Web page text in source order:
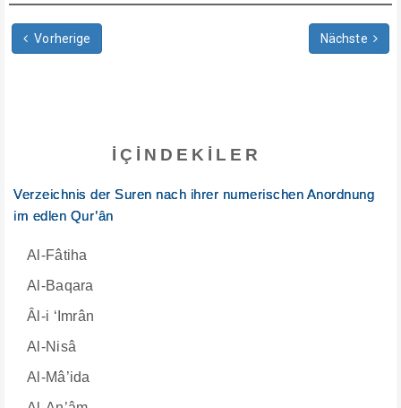
Vorherige Nächste
İÇINDEKILER
Verzeichnis der Suren nach ihrer numerischen Anordnung
im edlen Qur’ân
Al-Fâtiha
Al-Baqara
Âl-i ‘Imrân
Al-Nisâ
Al-Mâ’ida